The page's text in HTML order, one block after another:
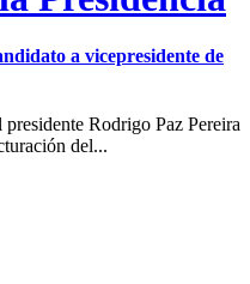
a vicepresidente de
Rodrigo Paz Pereira
del...